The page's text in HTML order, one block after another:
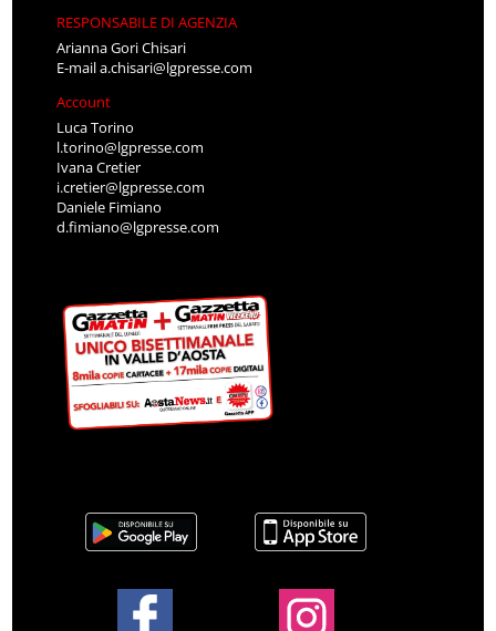
RESPONSABILE DI AGENZIA
Arianna Gori Chisari
E-maila.chisari@lgpresse.com
Account
Luca Torino
l.torino@lgpresse.com
Ivana Cretier
i.cretier@lgpresse.com
Daniele Fimiano
d.fimiano@lgpresse.com